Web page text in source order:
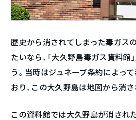
歴史から消されてしまった毒ガス
たいなら、「大久野島毒ガス資料館
う。当時はジュネーブ条約によっ
おり、この大久野島は地図から消さ
この資料館では大久野島が消され